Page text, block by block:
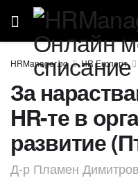
HR Експерт
За
HR-те в
развитие
Д-р Пламен